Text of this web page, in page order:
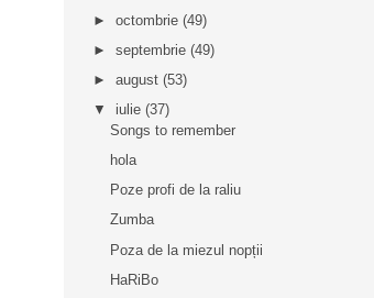
► octombrie (49)
► septembrie (49)
► august (53)
▼ iulie (37)
Songs to remember
hola
Poze profi de la raliu
Zumba
Poza de la miezul nopții
HaRiBo